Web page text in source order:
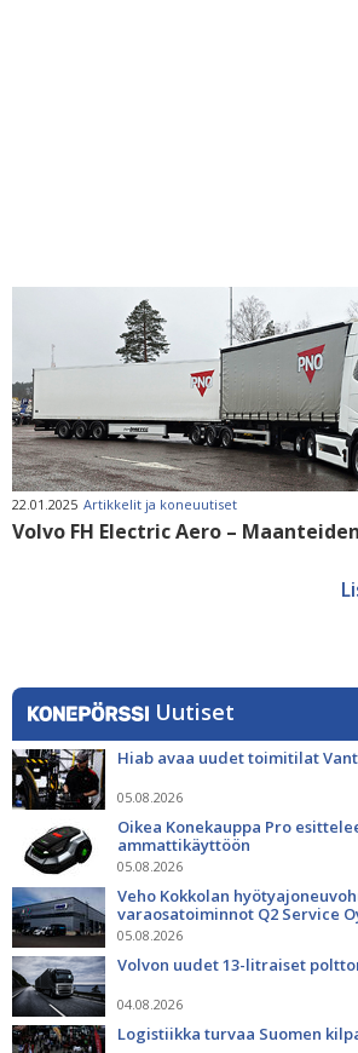
22.01.2025 Artikkelit ja koneuutiset
Volvo FH Electric Aero –
Uutiset
Hiab avaa uudet toimitilat
05.08.2026
Oikea Konekauppa Pro
ammattikäyttöön
05.08.2026
Veho Kokkolan
varaosatoiminnot Q2 Service
05.08.2026
Volvon uudet 13-litraiset
04.08.2026
Logistiikka turvaa Suomen